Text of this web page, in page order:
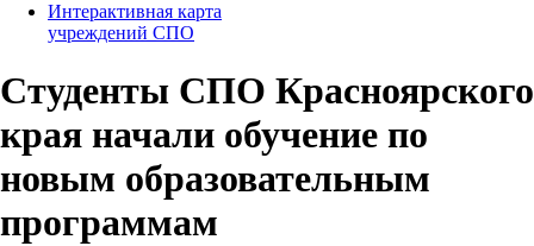
Интерактивная карта
учреждений СПО
Студенты СПО Красноярского
края начали обучение по
новым образовательным
программам